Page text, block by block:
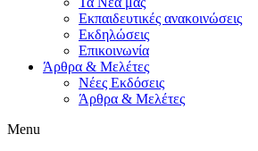
Εκπαιδευτικές ανακοινώσεις
Εκδηλώσεις
Επικοινωνία
Άρθρα & Μελέτες
Νέες Εκδόσεις
Άρθρα & Μελέτες
Menu